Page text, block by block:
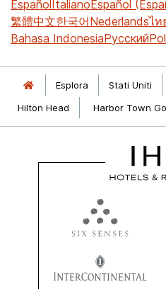
EspañolItalianoEspañol
繁體中文한국어Nederlandsไท
Bahasa IndonesiaРусский
Esplora Stati Uniti
Hilton Head
Harbor Town